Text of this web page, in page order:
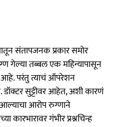
संतापजनक प्रकार समोर
गेल्या तब्बल एक महिन्यापासून
परंतु त्याचं ऑपरेशन
डॉक्टर सुट्टीवर आहेत, अशी कारणं
आरोप रुग्णाने
कारभारावर गंभीर प्रश्नचिन्ह